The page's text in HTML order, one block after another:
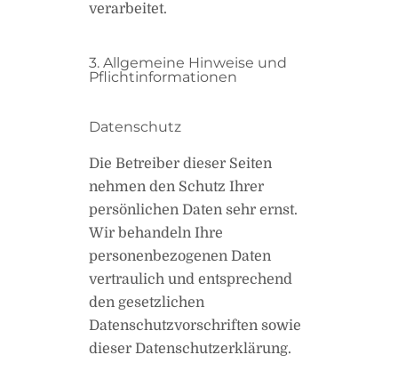
verarbeitet.
3. Allgemeine Hinweise und
Pflicht­informationen
Datenschutz
Die Betreiber dieser Seiten
nehmen den Schutz Ihrer
persönlichen Daten sehr ernst.
Wir behandeln Ihre
personenbezogenen Daten
vertraulich und entsprechend
den gesetzlichen
Datenschutzvorschriften sowie
dieser Datenschutzerklärung.